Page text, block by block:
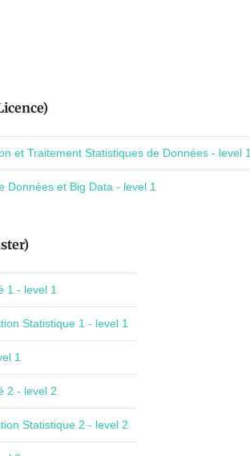
et Traitement Statistiques de Données - level 1
Données et Big Data - level 1
1 - level 1
Statistique 1 - level 1
1
2 - level 2
Statistique 2 - level 2